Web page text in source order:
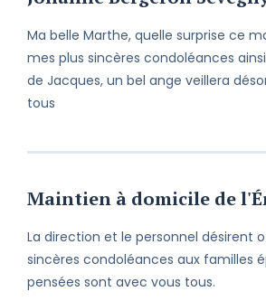
Ma belle Marthe, quelle surprise ce
mes plus sincères condoléances
de Jacques, un bel ange veillera
tous
Maintien à domicile de
La direction et le personnel désirent
sincères condoléances aux familles
pensées sont avec vous tous.